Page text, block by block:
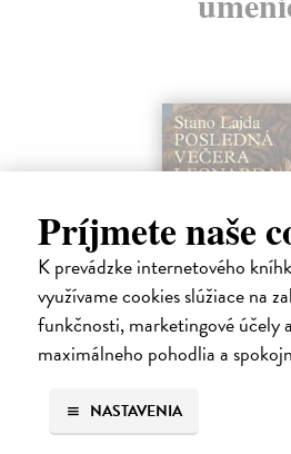
Príjmete naše
K prevádzke internetového
využívame cookies slúžiace na
funkčnosti, marketingové účely
maximálneho pohodlia a
NASTAVENIA
Posledná večera
| Kniha
Stano Lajda je súčasný slovenský
systematicky pracoval na rekonštrukcii
čo ho inšpirovalo k napísaniu tejto